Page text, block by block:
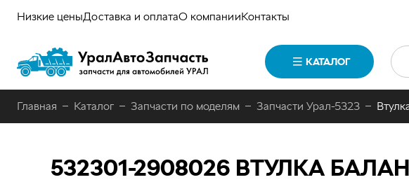
Низкие ценыДоставка и оплатаО компанииКонтакты
КАТАЛОГ
Главная Каталог Запчасти по моделям Запчасти Урал-5323
532301-2908026 ВТУЛКА